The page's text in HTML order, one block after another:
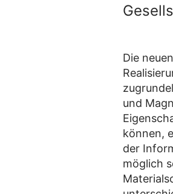
Die
und
können,
der
möglich